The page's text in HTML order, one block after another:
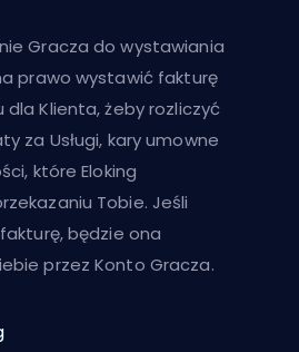
Gracza do wystawiania
prawo wystawić fakturę
dla Klienta, żeby rozliczyć
za Usługi, kary umowne
które Eloking
Tobie. Jeśli
będzie ona
przez Konto Gracza.